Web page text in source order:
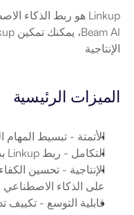
الإنتاجية
الميزات الرئيسية
الأتمتة - تبسيط المهام
التكامل - ربط Linkup بدون انقطاع مع وكلاء Beam AI
الإنتاجية
على الذكاء الاصطناعي
قابلية التوسع - تكييف